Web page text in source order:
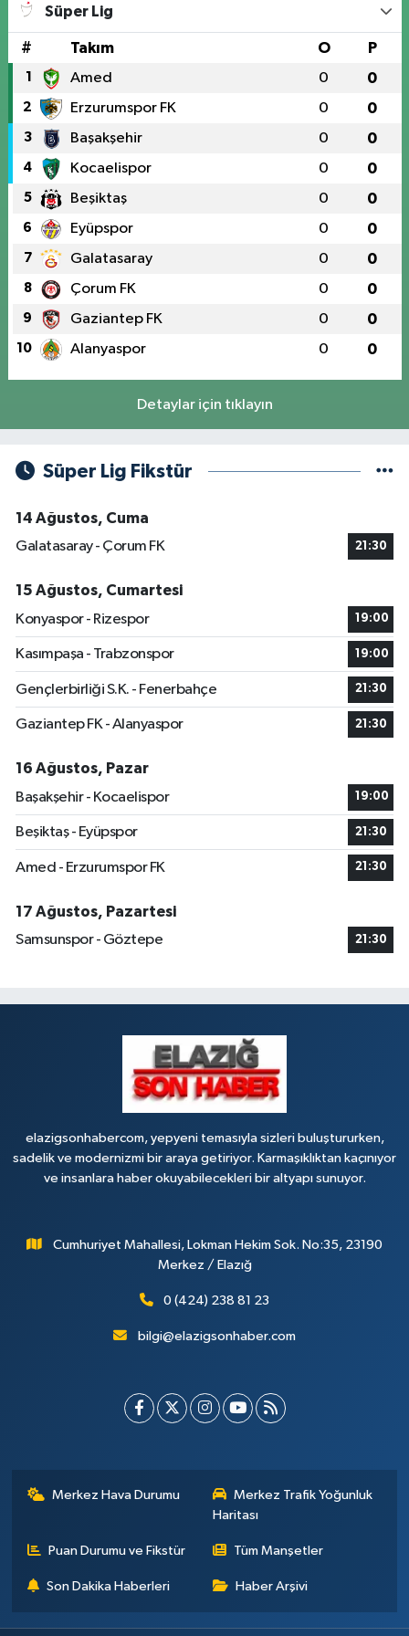
0 (424) 218 72 74
Süper Lig
# Takım O P
1 Amed 0 0
2 Erzurumspor FK 0 0
3 Başakşehir 0 0
4 Kocaelispor 0 0
5 Beşiktaş 0 0
6 Eyüpspor 0 0
7 Galatasaray 0 0
8 Çorum FK 0 0
9 Gaziantep FK 0 0
10 Alanyaspor 0 0
Detaylar için tıklayın
Süper Lig Fikstür
14 Ağustos, Cuma
Galatasaray - Çorum FK
21:30
15 Ağustos, Cumartesi
Konyaspor - Rizespor
19:00
Kasımpaşa - Trabzonspor 19:00
Gençlerbirliği S.K. - Fenerbahçe 21:30
Gaziantep FK - Alanyaspor 21:30
16 Ağustos, Pazar
Başakşehir - Kocaelispor
19:00
Beşiktaş - Eyüpspor 21:30
Amed - Erzurumspor FK 21:30
17 Ağustos, Pazartesi
Samsunspor - Göztepe
21:30
elazigsonhabercom, yepyeni temasıyla sizleri buluştururken,
sadelik ve modernizmi bir araya getiriyor. Karmaşıklıktan kaçınıyor
ve insanlara haber okuyabilecekleri bir altyapı sunuyor.
Cumhuriyet Mahallesi, Lokman Hekim Sok. No:35, 23190
Merkez / Elazığ
0 (424) 238 81 23
bilgi@elazigsonhaber.com
Merkez Hava Durumu
Merkez Trafik Yoğunluk
Haritası
Puan Durumu ve Fikstür Tüm Manşetler
Son Dakika Haberleri Haber Arşivi